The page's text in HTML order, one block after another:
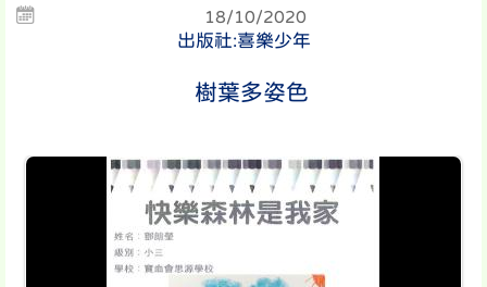
18/10/2020
出版社:喜樂少年
樹葉多姿色